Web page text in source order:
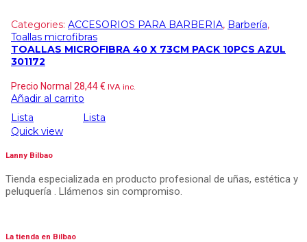
Categories: ACCESORIOS PARA BARBERIA, Barbería,
Toallas microfibras
TOALLAS MICROFIBRA 40 X 73CM PACK 10PCS AZUL
301172
Precio Normal 28,44€ IVA inc.
Añadir al carrito
Lista
Lista
Quick view
Lanny Bilbao
Tienda especializada en producto profesional de uñas, estética y
peluquería . Llámenos sin compromiso.
La tienda en Bilbao